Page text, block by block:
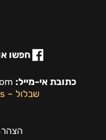
חפשו
כתובת אי-מייל:
שבלול – my business